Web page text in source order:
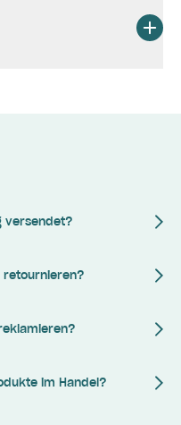
versendet?
retournieren?
im Handel?